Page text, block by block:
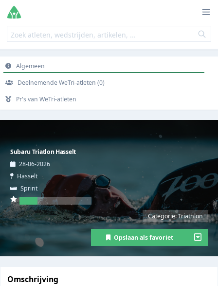
Algemeen
Deelnemende WeTri-atleten (0)
Pr's van WeTri-atleten
Subaru Triatlon Hasselt
28-06-2026
Hasselt
Sprint
Categorie: Triathlon
Opslaan als favoriet
Omschrijving